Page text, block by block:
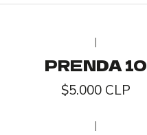
|
PRENDA 10
$5.000 CLP
|